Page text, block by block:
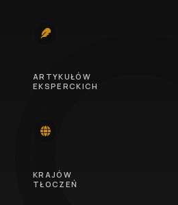
ARTYKUŁÓW
EKSPERCKICH
KRAJÓW
TŁOCZEŃ